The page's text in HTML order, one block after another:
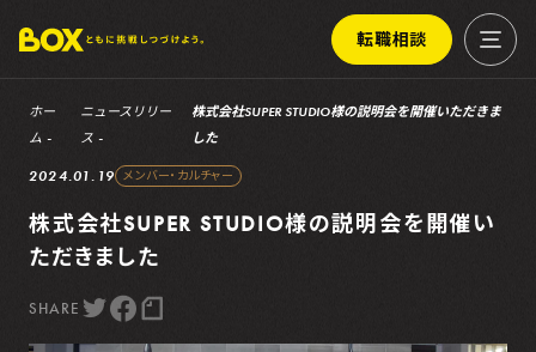
転職相談
ホー
ム
ニュースリリー
ス
株式会社SUPER STUDIO様の説明会を開催いただきま
した
2024.01.19 メンバー・カルチャー
株式会社SUPER STUDIO様の説明会を開催い
ただきました
SHARE